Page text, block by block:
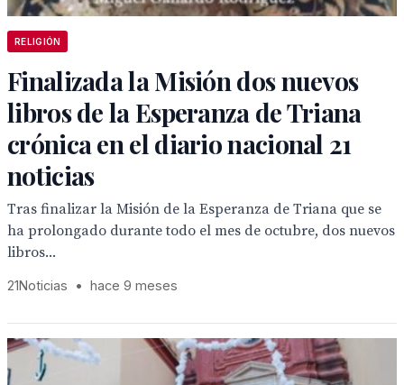
RELIGIÓN
Finalizada la Misión dos nuevos
libros de la Esperanza de Triana
crónica en el diario nacional 21
noticias
Tras finalizar la Misión de la Esperanza de Triana que se
ha prolongado durante todo el mes de octubre, dos nuevos
libros...
21Noticias • hace 9 meses